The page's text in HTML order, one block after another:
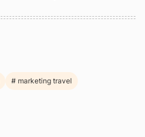
marketing travel